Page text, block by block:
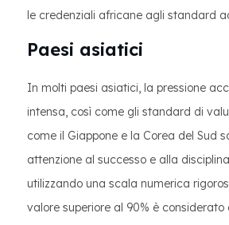
le credenziali africane agli standard
Paesi asiatici
In molti paesi asiatici, la pressione
intensa, così come gli standard di
come il Giappone e la Corea del Sud
attenzione al successo e alla
utilizzando una scala numerica
valore superiore al 90% è considerato